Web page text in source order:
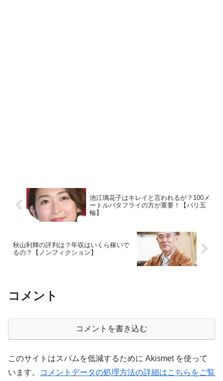
池江璃花子はキレイと言われるが？100メ
ートルバタフライの方が重要！【パリ五
輪】
秋山利輝の評判は？年収はいくら稼いで
るの？【ノンフィクション】
コメント
コメントを書き込む
このサイトはスパムを低減するために Akismet を使って
います。
コメントデータの処理方法の詳細はこちらをご覧